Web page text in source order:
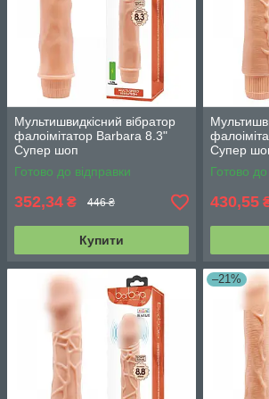
Мультишвидкісний вібратор
фалоімітатор Barbara 8.3"
Супер шоп
Готово до відправки
352,34 ₴ 446 ₴
Купити
Супер
Готово до
430,55
–21%